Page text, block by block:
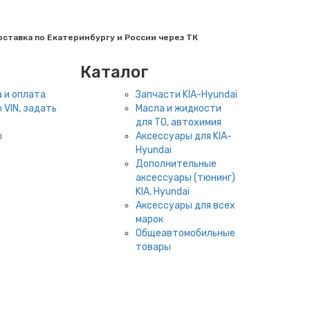
по Екатеринбургу и России через ТК
и оплата
VIN, задать
Каталог
Запчасти KIA-Hyundai
Масла и жидкости
для ТО, автохимия
Аксессуары для KIA-
Hyundai
Дополнительные
аксессуары (тюнинг)
KIA, Hyundai
Аксессуары для всех
марок
Общеавтомобильные
товары